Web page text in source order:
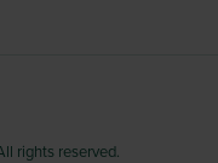
rights reserved.